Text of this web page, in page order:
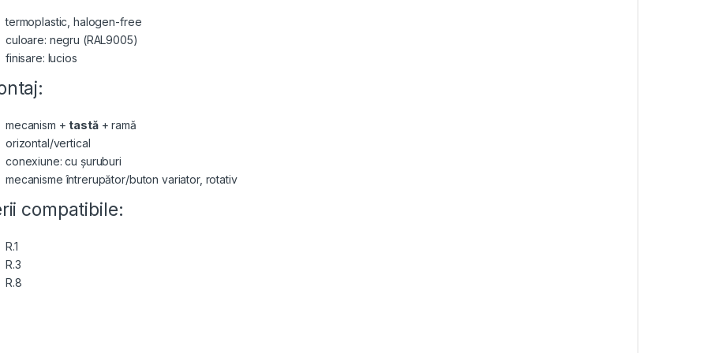
termoplastic, halogen-free
culoare: negru (RAL9005)
finisare: lucios
mecanism + tastă+ ramă
orizontal/vertical
conexiune: cu șuruburi
mecanisme întrerupător/buton variator, rotativ
compatibile:
R.1
R.3
R.8